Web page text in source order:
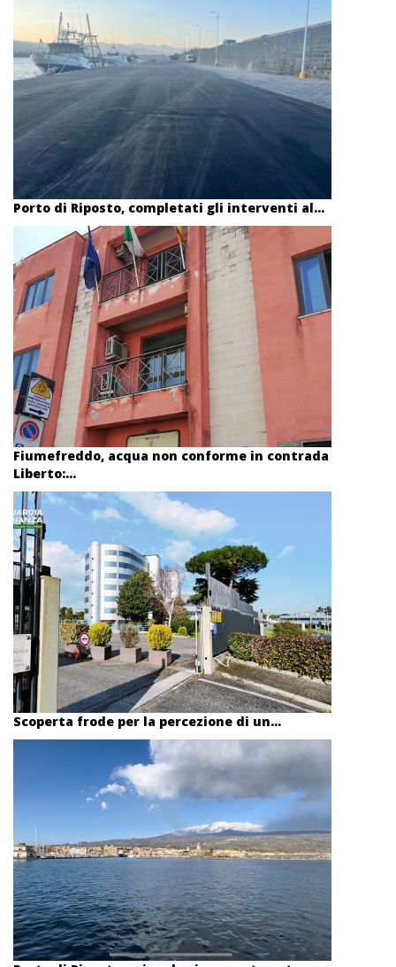
Porto di Riposto, completati gli interventi al...
Fiumefreddo, acqua non conforme in contrada
Liberto:...
Scoperta frode per la percezione di un...